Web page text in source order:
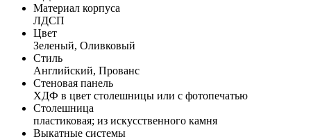
Материал корпуса
ЛДСП
Цвет
Зеленый, Оливковый
Стиль
Английский, Прованс
Стеновая панель
ХДФ в цвет столешницы или с фотопечатью
Столешница
пластиковая; из искусственного камня
Выкатные системы